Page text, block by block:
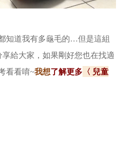
知道我有多龜毛的…但是這組
給大家，如果剛好您也在找適
看看唷~我想了解更多 〈 兒童